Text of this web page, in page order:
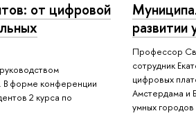
от цифровой
В форме конференции
2 курса по
развитии
Профессор
сотрудник
цифровых
Амстердама и
умных